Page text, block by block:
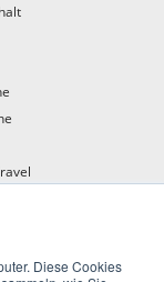
Diese Cookies